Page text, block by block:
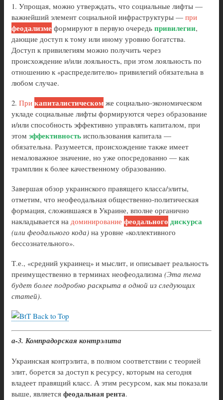
1. Упрощая, можно утверждать, что социальные лифты —
важнейший элемент социальной инфраструктуры — при
феодализме формируют в первую очередь привилегии,
дающие доступ к тому или иному уровню богатства.
Доступ к привилегиям можно получить через
происхождение и/или лояльность, при этом лояльность по
отношению к «распределителю» привилегий обязательна в
любом случае.
2. При капиталистическом же социально-экономическом
укладе социальные лифты формируются через образование
и/или способность эффективно управлять капиталом, при
этом эффективность использования капитала —
обязательна. Разумеется, происхождение также имеет
немаловажное значение, но уже опосредованно — как
трамплин к более качественному образованию.
Завершая обзор украинского правящего класса/элиты,
отметим, что неофеодальная общественно-политическая
формация, сложившаяся в Украине, вполне органично
накладывается на доминирование феодального дискурса
(или феодального кода) на уровне «коллективного
бессознательного».
Т.е., «средний украинец» и мыслит, и описывает реальность
преимущественно в терминах неофеодализма (Эта тема
будет более подробно раскрыта в одной из следующих
статей).
Back to Top
а-3. Компрадорская контрэлита
Украинская контрэлита, в полном соответствии с теорией
элит, борется за доступ к ресурсу, которым на сегодня
владеет правящий класс. А этим ресурсом, как мы показали
выше, является феодальная рента.